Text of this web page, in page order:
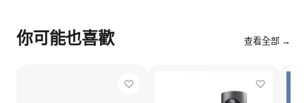
你可能也喜歡 查看全部 →